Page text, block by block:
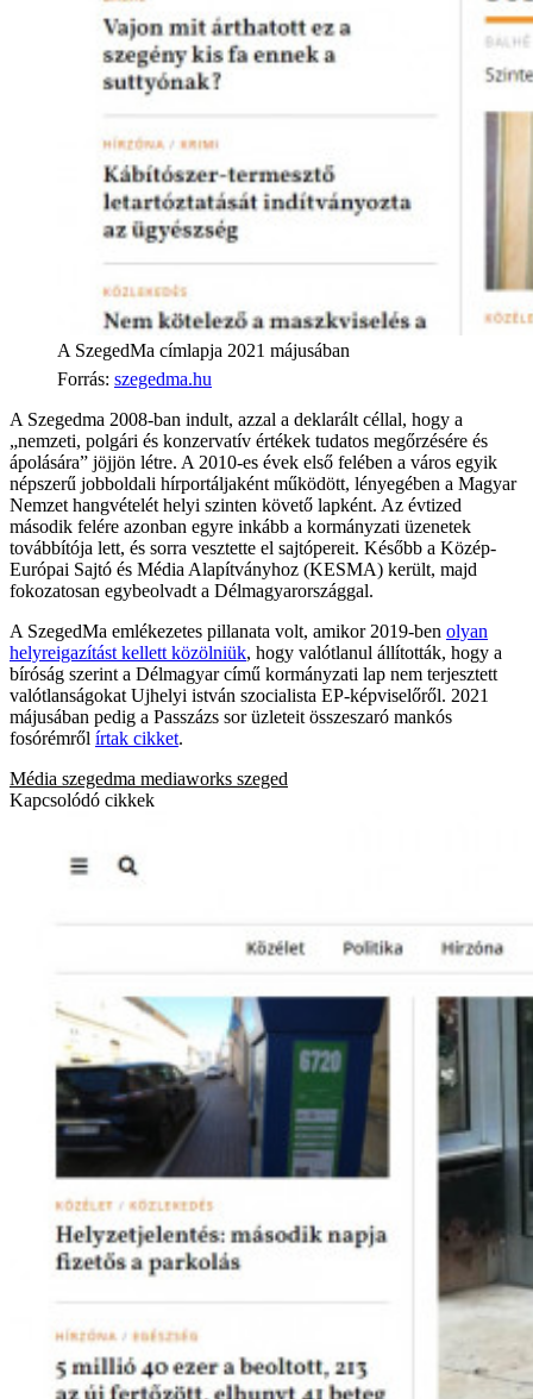
A SzegedMa címlapja 2021 májusában
Forrás: szegedma.hu
A Szegedma 2008-ban indult, azzal a deklarált céllal, hogy a
„nemzeti, polgári és konzervatív értékek tudatos megőrzésére és
ápolására” jöjjön létre. A 2010-es évek első felében a város egyik
népszerű jobboldali hírportáljaként működött, lényegében a Magyar
Nemzet hangvételét helyi szinten követő lapként. Az évtized
második felére azonban egyre inkább a kormányzati üzenetek
továbbítója lett, és sorra vesztette el sajtópereit. Később a Közép-
Európai Sajtó és Média Alapítványhoz (KESMA) került, majd
fokozatosan egybeolvadt a Délmagyarországgal.
A SzegedMa emlékezetes pillanata volt, amikor 2019-ben olyan
helyreigazítást kellett közölniük, hogy valótlanul állították, hogy a
bíróság szerint a Délmagyar című kormányzati lap nem terjesztett
valótlanságokat Ujhelyi istván szocialista EP-képviselőről. 2021
májusában pedig a Passzázs sor üzleteit összeszaró mankós
fosórémről írtak cikket.
Média szegedma mediaworks szeged
Kapcsolódó cikkek